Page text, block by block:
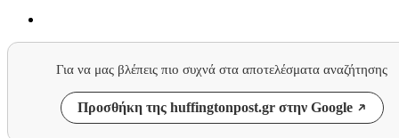
Για να μας βλέπεις πιο συχνά στα αποτελέσματα αναζήτησης
Προσθήκη της huffingtonpost.gr στην Google